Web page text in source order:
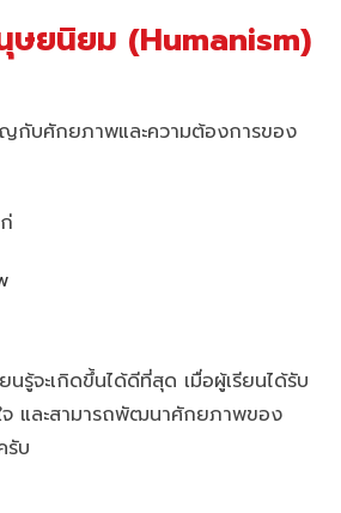
ษยนิยม (Humanism)
กับศักยภาพและความต้องการของ
รู้จะเกิดขึ้นได้ดีที่สุด เมื่อผู้เรียนได้รับ
จ และสามารถพัฒนาศักยภาพของ
รับ